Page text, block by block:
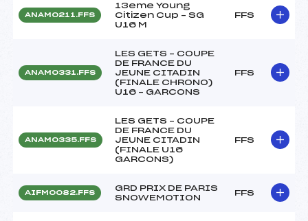
ANAM0211.FFS
13eme Young
Citizen Cup – SG
U16 M
FFS
ANAM0331.FFS
LES GETS – COUPE
DE FRANCE DU
JEUNE CITADIN
(FINALE CHRONO)
U16 – GARCONS
FFS
ANAM0335.FFS
LES GETS – COUPE
DE FRANCE DU
JEUNE CITADIN
(FINALE U16
GARCONS)
FFS
AIFM0082.FFS
GRD PRIX DE PARIS
SNOWEMOTION
FFS